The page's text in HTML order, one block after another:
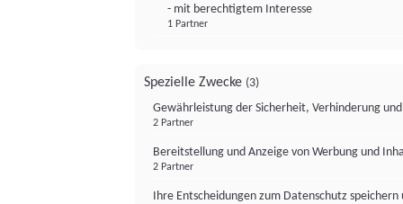
- mit berechtigtem Interesse
1 Partner
Spezielle Zwecke (3)
Gewährleistung der Sicherheit, Verhinderung
2 Partner
Bereitstellung und Anzeige von Werbung und
2 Partner
Ihre Entscheidungen zum Datenschutz